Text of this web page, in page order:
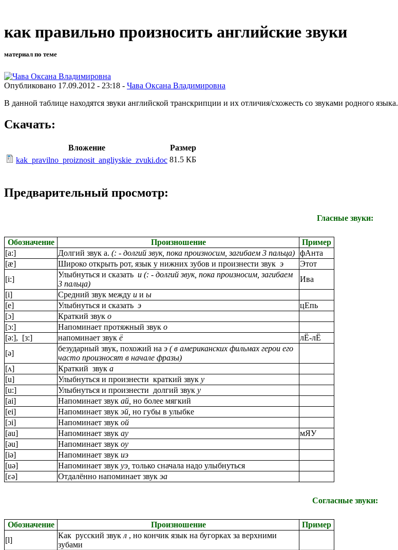
как правильно произносить английские звуки
материал по теме
Опубликовано 17.09.2012 - 23:18 - Чава Оксана Владимировна
В данной таблице находятся звуки английской транскрипции и их отличия/схожесть со звуками родного языка.
Скачать:
Вложение
Размер
kak_pravilno_proiznosit_angliyskie_zvuki.doc 81.5 КБ
Предварительный просмотр:
Гласные звуки:
Обозначение Произношение
Пример
[a:]
Долгий звук а.(: - долгий звук, пока произносим, загибаем 3 пальца) фАнта
[æ]
Широко открыть рот, язык у нижних зубов и произнести звукэ
Этот
[i:]
Улыбнуться и сказать и (: - долгий звук, пока произносим, загибаем
3 пальца)
Ива
[i]
Средний звук междуи иы
[e]
Улыбнуться и сказать э
цЕпь
[ɔ]
Краткий звуко
[ɔ:]
Напоминает протяжный звуко
[ə:], [з:]
напоминает звукё
лЁ-лЁ
[ə]
безударный звук, похожий наэ ( в американских фильмах герои его
часто произносят в начале фразы)
[ʌ]
Краткий звука
[u]
Улыбнуться и произнести краткий звук у
[u:]
Улыбнуться и произнести долгий звук у
[ai]
Напоминает звукай,но более мягкий
[ei]
Напоминает звукэй,но губы в улыбке
[ɔi]
Напоминает звукой
[au]
Напоминает звукау
мЯУ
[əu]
Напоминает звукоу
[iə]
Напоминает звукиэ
[uə]
Напоминает звукуэ,только сначала надо улыбнуться
[ɛə]
Отдалённо напоминает звукэа
Согласные звуки:
Обозначение Произношение
Пример
[l]
Как русский звукл , но кончик язык на бугорках за верхними
зубами